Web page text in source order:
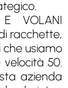
VOLANI
racchette,
che usiamo
velocità 50.
azienda